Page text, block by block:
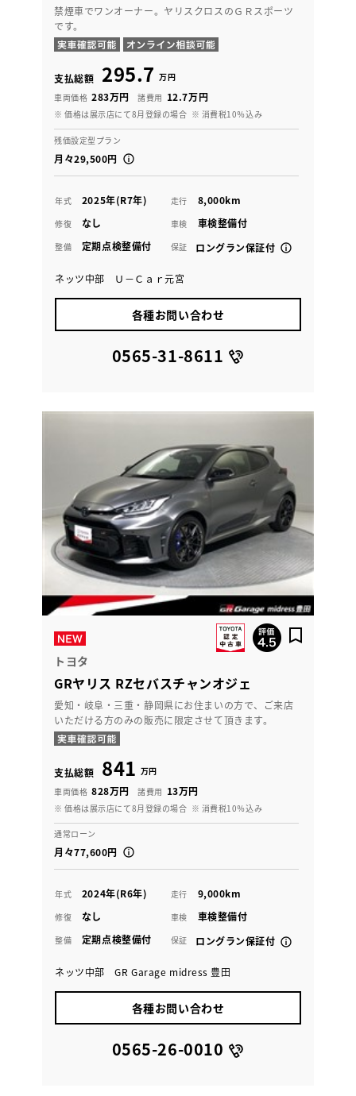
禁煙車でワンオーナー。ヤリスクロスのＧＲスポーツ
です。
支払総額 295.7 万円
車両価格 283万円 諸費用 12.7万円
※ 価格は展示店にて8月登録の場合 ※ 消費税10％込み
残価設定型プラン
月々29,500円
年式 2025年(R7年) 走行 8,000km
修復 なし 車検 車検整備付
整備 定期点検整備付 保証 ロングラン保証付
ネッツ中部 Ｕ－Ｃａｒ元宮
各種お問い合わせ
0565-31-8611
トヨタ
GRヤリス RZセバスチャンオジェ
愛知・岐阜・三重・静岡県にお住まいの方で、ご来店
いただける方のみの販売に限定させて頂きます。
支払総額 841 万円
車両価格 828万円 諸費用 13万円
※ 価格は展示店にて8月登録の場合 ※ 消費税10％込み
通常ローン
月々77,600円
年式 2024年(R6年) 走行 9,000km
修復 なし 車検 車検整備付
整備 定期点検整備付 保証 ロングラン保証付
ネッツ中部 GR Garage midress 豊田
各種お問い合わせ
0565-26-0010